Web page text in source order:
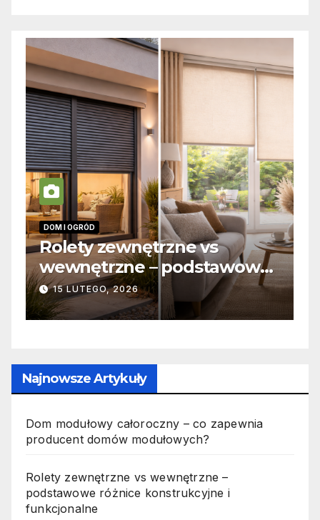
vs
i
INFORMACJE
Zabicie owada a
odpowiedzialność
jak wygląda to w
19 PAŹDZIERNIKA, 2025
Najnowsze Artykuły
Dom modułowy całoroczny – co zapewnia
producent domów modułowych?
Rolety zewnętrzne vs wewnętrzne –
podstawowe różnice konstrukcyjne i
funkcjonalne